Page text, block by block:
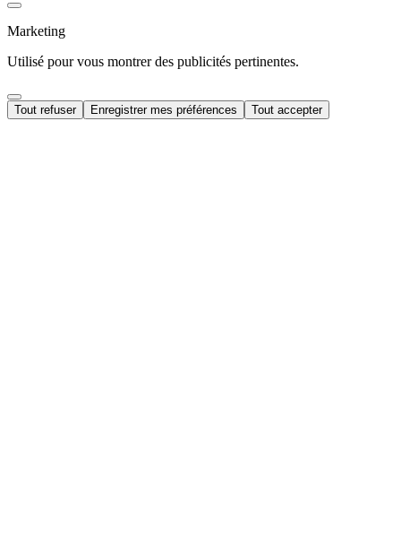
Marketing
Utilisé pour vous montrer des publicités pertinentes.
Tout refuser Enregistrer mes préférences Tout accepter